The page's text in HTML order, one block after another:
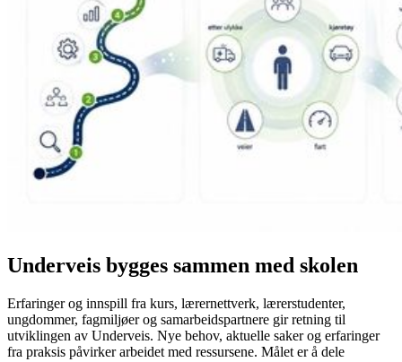
Underveis bygges sammen med skolen
Erfaringer og innspill fra kurs, lærernettverk, lærerstudenter,
ungdommer, fagmiljøer og samarbeidspartnere gir retning til
utviklingen av Underveis. Nye behov, aktuelle saker og erfaringer
fra praksis påvirker arbeidet med ressursene. Målet er å dele